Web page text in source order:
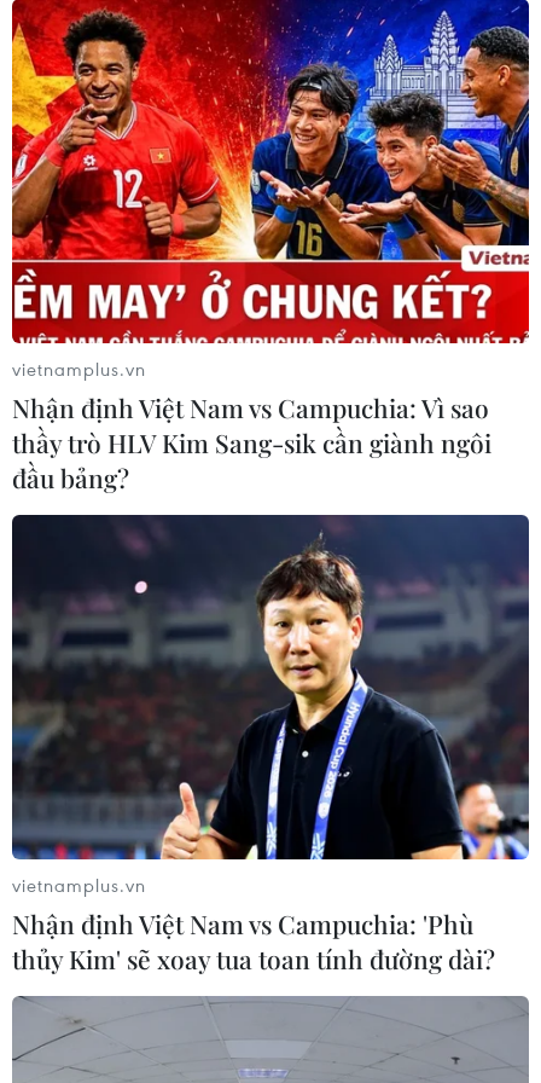
cho nền thể thao nước nhà./.
(TTXVN/Vietnam+)
#Lào Cai
#Dân tộc Giáy
#Huy chương Vàng Cử tạ thế giới
#Vận động viên Hoàng Thị Duyên
#Đội tuyển Cử tạ Việt Nam
Lào Cai
Theo dõi VietnamPlus
TIN LIÊN QUAN
vietnamplus.vn
Nhận định Việt Nam vs Campuchia: Vì sao
thầy trò HLV Kim Sang-sik cần giành ngôi
đầu bảng?
vietnamplus.vn
Nhận định Việt Nam vs Campuchia: 'Phù
thủy Kim' sẽ xoay tua toan tính đường dài?